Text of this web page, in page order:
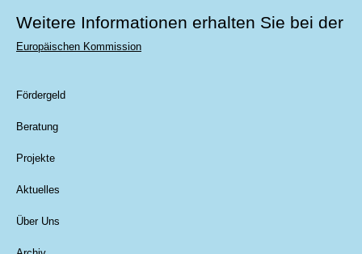
Weitere Informationen erhalten Sie bei der
Europäischen Kommission
Fördergeld
Beratung
Projekte
Aktuelles
Über Uns